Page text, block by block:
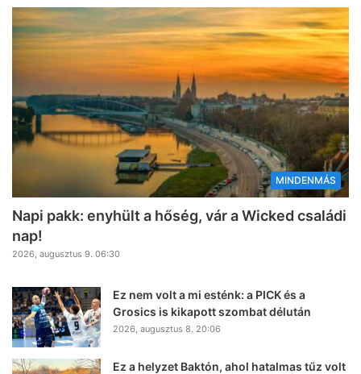
MINDENMÁS
Napi pakk: enyhült a hőség, vár a Wicked családi
nap!
2026, augusztus 9. 06:30
Ez nem volt a mi esténk: a PICK és a
Grosics is kikapott szombat délután
2026, augusztus 8. 20:06
Ez a helyzet Baktón, ahol hatalmas tűz volt